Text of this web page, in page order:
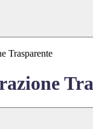
Trasparente